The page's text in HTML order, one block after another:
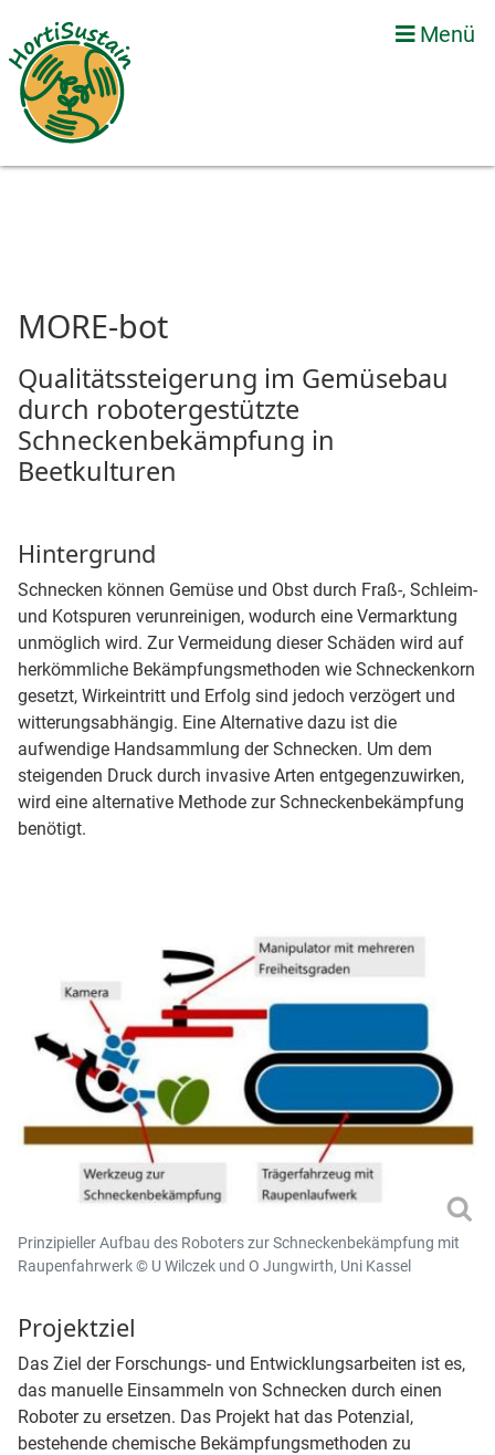
Menü
MORE-bot
Qualitätssteigerung im Gemüsebau
durch robotergestützte
Schneckenbekämpfung in
Beetkulturen
Hintergrund
Schnecken können Gemüse und Obst durch Fraß-, Schleim-
und Kotspuren verunreinigen, wodurch eine Vermarktung
unmöglich wird. Zur Vermeidung dieser Schäden wird auf
herkömmliche Bekämpfungsmethoden wie Schneckenkorn
gesetzt, Wirkeintritt und Erfolg sind jedoch verzögert und
witterungsabhängig. Eine Alternative dazu ist die
aufwendige Handsammlung der Schnecken. Um dem
steigenden Druck durch invasive Arten entgegenzuwirken,
wird eine alternative Methode zur Schneckenbekämpfung
benötigt.
Prinzipieller Aufbau des Roboters zur Schneckenbekämpfung mit
Raupenfahrwerk © U Wilczek und O Jungwirth, Uni Kassel
Projektziel
Das Ziel der Forschungs- und Entwicklungsarbeiten ist es,
das manuelle Einsammeln von Schnecken durch einen
Roboter zu ersetzen. Das Projekt hat das Potenzial,
bestehende chemische Bekämpfungsmethoden zu